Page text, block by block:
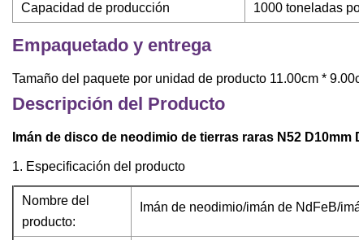
Capacidad de producción 1000 toneladas
Empaquetado y entrega
Tamaño del paquete por unidad de producto 11.00cm *
Descripción del Producto
Imán de disco de neodimio de tierras raras N52
1. Especificación del producto
Nombre del
producto:
Imán de neodimio/imán de NdFeB/